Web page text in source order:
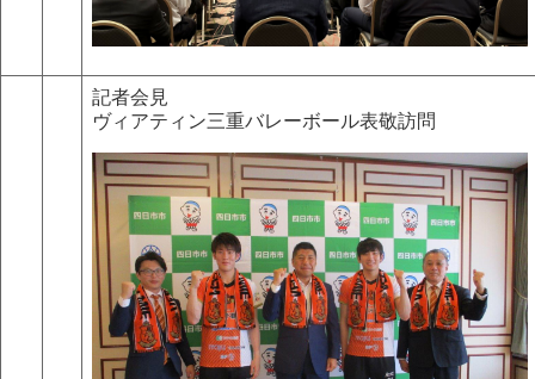
記者会見
ヴィアティン三重バレーボール表敬訪問